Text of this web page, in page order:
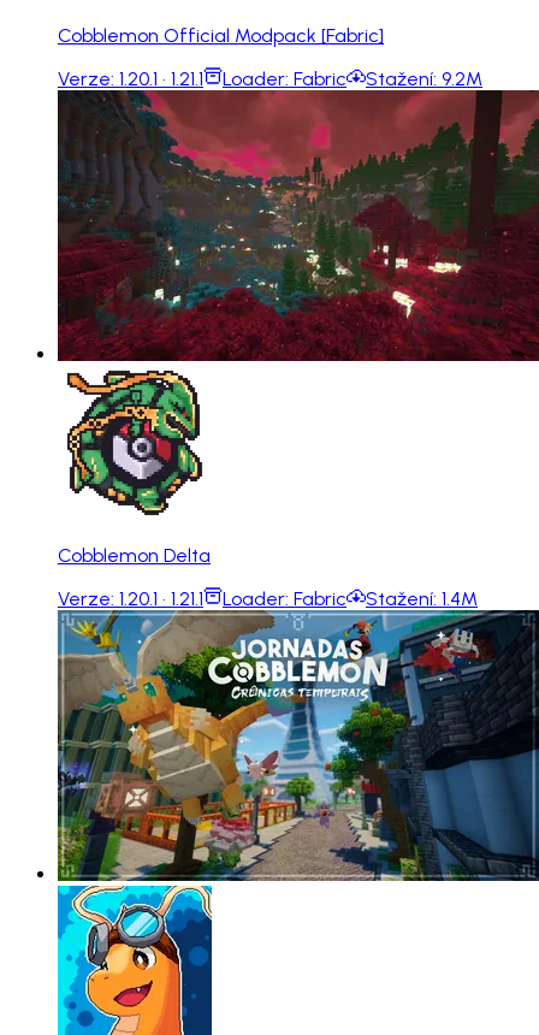
Cobblemon Official Modpack [Fabric]
Verze: 1.20.1 · 1.21.1 Loader: Fabric Stažení: 9.2M
Cobblemon Delta
Verze: 1.20.1 · 1.21.1 Loader: Fabric Stažení: 1.4M